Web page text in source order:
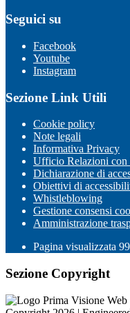
Seguici su
Facebook
Youtube
Instagram
Sezione Link Utili
Cookie policy
Note legali
Informativa Privacy
Ufficio Relazioni con
Dichiarazione di
Obiettivi di
Whistleblowing
Gestione consensi
Amministrazione
Pagina visualizzata
Sezione Copyright